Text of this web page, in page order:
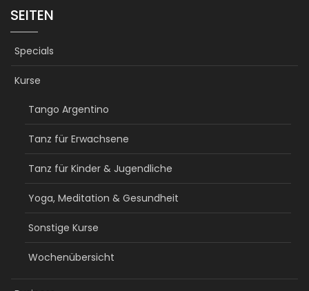
SEITEN
Specials
Kurse
Tango Argentino
Tanz für Erwachsene
Tanz für Kinder & Jugendliche
Yoga, Meditation & Gesundheit
Sonstige Kurse
Wochenübersicht